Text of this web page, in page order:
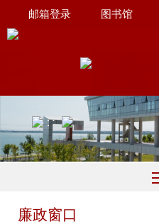
图书馆
邮箱登录
∷
廉政窗口